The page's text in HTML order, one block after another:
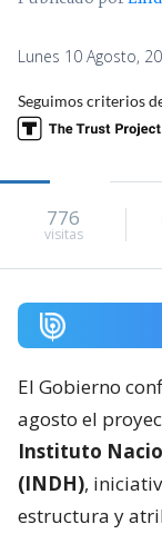
Lunes 10 Agosto,
Seguimos criterios
776
visitas
El Gobierno
agosto el
Instituto
(INDH),
estructura y